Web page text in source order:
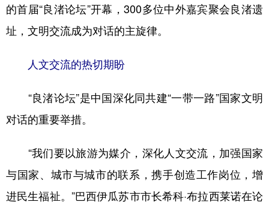
学术中国 乡村振兴 银龄 溯源中国
城市 旅游 能源
彩票 娱乐
地方频道
北京 天津 河北 山西
的首届“良渚论坛”开幕，300多位中外嘉宾聚会良渚遗
址，文明交流成为对话的主旋律。
人文交流的热切期盼
“良渚论坛”是中国深化同共建“一带一路”国家文明
对话的重要举措。
“我们要以旅游为媒介，深化人文交流，加强国家
与国家、城市与城市的联系，携手创造工作岗位，增
进民生福祉。”巴西伊瓜苏市市长希科·布拉西莱诺在论